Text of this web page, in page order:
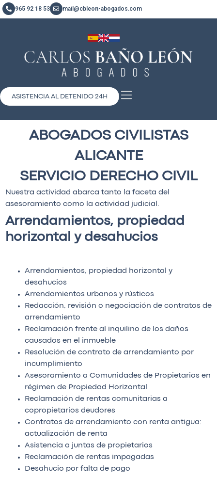
965 92 18 53 mail@cbleon-abogados.com
ASISTENCIA AL DETENIDO 24H
ABOGADOS CIVILISTAS
ALICANTE
SERVICIO DERECHO CIVIL
Nuestra actividad abarca tanto la faceta del
asesoramiento como la actividad judicial.
Arrendamientos, propiedad
horizontal y desahucios
Arrendamientos, propiedad horizontal y
desahucios
Arrendamientos urbanos y rústicos
Redacción, revisión o negociación de contratos de
arrendamiento
Reclamación frente al inquilino de los daños
causados en el inmueble
Resolución de contrato de arrendamiento por
incumplimiento
Asesoramiento a Comunidades de Propietarios en
régimen de Propiedad Horizontal
Reclamación de rentas comunitarias a
copropietarios deudores
Contratos de arrendamiento con renta antigua:
actualización de renta
Asistencia a juntas de propietarios
Reclamación de rentas impagadas
Desahucio por falta de pago